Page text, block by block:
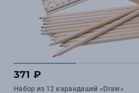
371 ₽
Набор из 12 карандашей «Draw»